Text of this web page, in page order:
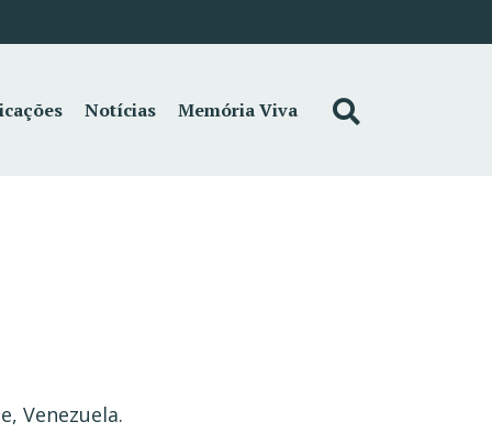
Notícias Memória Viva
Venezuela.